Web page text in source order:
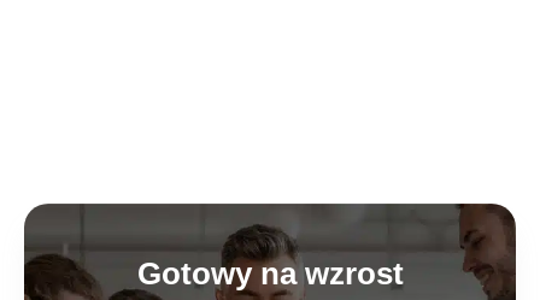
Gotowy na wzrost